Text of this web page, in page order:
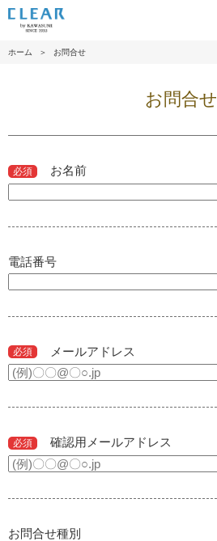
ホーム ＞ お問合せ
お問合せ
必須 お名前
電話番号
必須 メールアドレス
必須 確認用メールアドレス
お問合せ種別